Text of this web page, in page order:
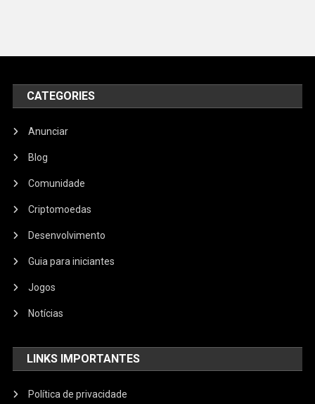
CATEGORIES
Anunciar
Blog
Comunidade
Criptomoedas
Desenvolvimento
Guia para iniciantes
Jogos
Notícias
LINKS IMPORTANTES
Política de privacidade